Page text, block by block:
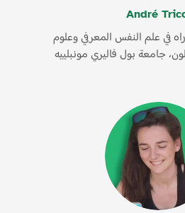
André
في علم النفس المعرفي وعلوم
جامعة بول فاليري مونبلييه